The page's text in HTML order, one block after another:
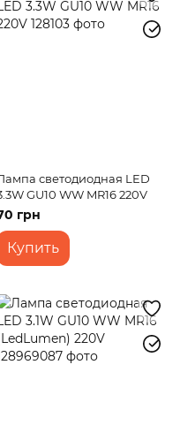
светодиодная LED
GU10 WW MR16 220V
грн
Купить